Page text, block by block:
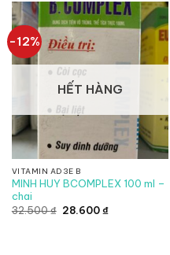
-12%
HẾT HÀNG
VITAMIN AD3E B
MINH HUY BCOMPLEX 100 ml –
chai
32.500₫ Giá
28.600₫Giá